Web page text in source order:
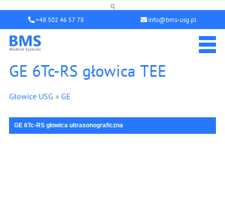
q
+48 502 46 57 78 info@bms-usg.pl
GE 6Tc-RS głowica TEE
Głowice USG » GE
GE 6Tc-RS głowica ultrasonograficzna